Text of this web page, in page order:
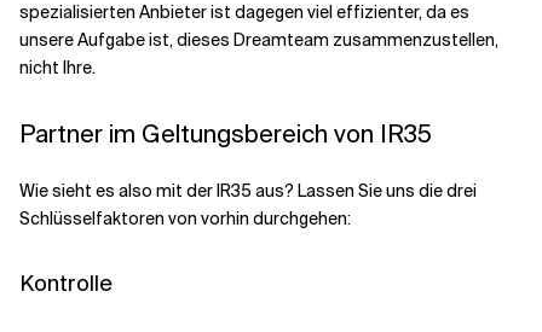
spezialisierten Anbieter ist dagegen viel effizienter, da es
unsere Aufgabe ist, dieses Dreamteam zusammenzustellen,
nicht Ihre.
Partner im Geltungsbereich von IR35
Wie sieht es also mit der IR35 aus? Lassen Sie uns die drei
Schlüsselfaktoren von vorhin durchgehen:
Kontrolle